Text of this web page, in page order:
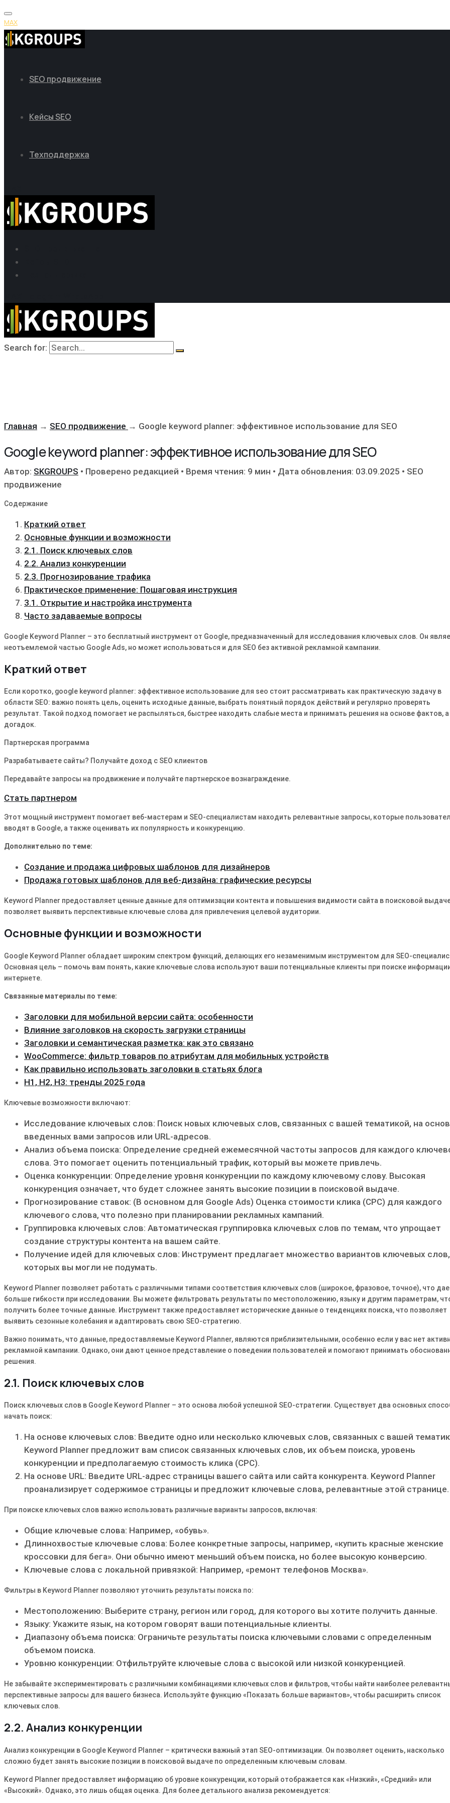
MAX
SEO продвижение
Кейсы SEO
Техподдержка
Search for:
Главная → SEO продвижение → Google keyword planner: эффективное использование для SEO
Google keyword planner: эффективное использование для SEO
Автор: SKGROUPS • Проверено редакцией • Время чтения: 9 мин • Дата обновления: 03.09.2025 • SEO
продвижение
Содержание
Краткий ответ
Основные функции и возможности
2.1. Поиск ключевых слов
2.2. Анализ конкуренции
2.3. Прогнозирование трафика
Практическое применение: Пошаговая инструкция
3.1. Открытие и настройка инструмента
Часто задаваемые вопросы
Google Keyword Planner – это бесплатный инструмент от Google, предназначенный для исследования ключевых слов. Он
неотъемлемой частью Google Ads, но может использоваться и для SEO без активной рекламной кампании.
Краткий ответ
Если коротко, google keyword planner: эффективное использование для seo стоит рассматривать как практическую задачу в
области SEO: важно понять цель, оценить исходные данные, выбрать понятный порядок действий и регулярно проверять
результат. Такой подход помогает не распыляться, быстрее находить слабые места и принимать решения на основе фактов, а
догадок.
Партнерская программа
Разрабатываете сайты? Получайте доход с SEO клиентов
Передавайте запросы на продвижение и получайте партнерское вознаграждение.
Стать партнером
Этот мощный инструмент помогает веб-мастерам и SEO-специалистам находить релевантные запросы, которые
вводят в Google, а также оценивать их популярность и конкуренцию.
Дополнительно по теме:
Создание и продажа цифровых шаблонов для дизайнеров
Продажа готовых шаблонов для веб-дизайна: графические ресурсы
Keyword Planner предоставляет ценные данные для оптимизации контента и повышения видимости сайта в поисковой
позволяет выявить перспективные ключевые слова для привлечения целевой аудитории.
Основные функции и возможности
Google Keyword Planner обладает широким спектром функций, делающих его незаменимым инструментом для SEO-
Основная цель – помочь вам понять, какие ключевые слова используют ваши потенциальные клиенты при поиске
интернете.
Связанные материалы по теме:
Заголовки для мобильной версии сайта: особенности
Влияние заголовков на скорость загрузки страницы
Заголовки и семантическая разметка: как это связано
WooCommerce: фильтр товаров по атрибутам для мобильных устройств
Как правильно использовать заголовки в статьях блога
H1, H2, H3: тренды 2025 года
Ключевые возможности включают:
Исследование ключевых слов: Поиск новых ключевых слов, связанных с вашей тематикой, на
введенных вами запросов или URL-адресов.
Анализ объема поиска: Определение средней ежемесячной частоты запросов для каждого
слова. Это помогает оценить потенциальный трафик, который вы можете привлечь.
Оценка конкуренции: Определение уровня конкуренции по каждому ключевому слову. Высокая
конкуренция означает, что будет сложнее занять высокие позиции в поисковой выдаче.
Прогнозирование ставок: (В основном для Google Ads) Оценка стоимости клика (CPC) для каждого
ключевого слова, что полезно при планировании рекламных кампаний.
Группировка ключевых слов: Автоматическая группировка ключевых слов по темам, что упрощает
создание структуры контента на вашем сайте.
Получение идей для ключевых слов: Инструмент предлагает множество вариантов ключевых
которых вы могли не подумать.
Keyword Planner позволяет работать с различными типами соответствия ключевых слов (широкое, фразовое, точное), что
больше гибкости при исследовании. Вы можете фильтровать результаты по местоположению, языку и другим параметрам,
получить более точные данные. Инструмент также предоставляет исторические данные о тенденциях поиска, что позволяет
выявить сезонные колебания и адаптировать свою SEO-стратегию.
Важно понимать, что данные, предоставляемые Keyword Planner, являются приблизительными, особенно если у вас нет
рекламной кампании. Однако, они дают ценное представление о поведении пользователей и помогают принимать
решения.
2.1. Поиск ключевых слов
Поиск ключевых слов в Google Keyword Planner – это основа любой успешной SEO-стратегии. Существует два основных
начать поиск:
На основе ключевых слов: Введите одно или несколько ключевых слов, связанных с вашей
Keyword Planner предложит вам список связанных ключевых слов, их объем поиска, уровень
конкуренции и предполагаемую стоимость клика (CPC).
На основе URL: Введите URL-адрес страницы вашего сайта или сайта конкурента. Keyword Planner
проанализирует содержимое страницы и предложит ключевые слова, релевантные этой странице.
При поиске ключевых слов важно использовать различные варианты запросов, включая:
Общие ключевые слова: Например, «обувь».
Длиннохвостые ключевые слова: Более конкретные запросы, например, «купить красные женские
кроссовки для бега». Они обычно имеют меньший объем поиска, но более высокую конверсию.
Ключевые слова с локальной привязкой: Например, «ремонт телефонов Москва».
Фильтры в Keyword Planner позволяют уточнить результаты поиска по:
Местоположению: Выберите страну, регион или город, для которого вы хотите получить данные.
Языку: Укажите язык, на котором говорят ваши потенциальные клиенты.
Диапазону объема поиска: Ограничьте результаты поиска ключевыми словами с определенным
объемом поиска.
Уровню конкуренции: Отфильтруйте ключевые слова с высокой или низкой конкуренцией.
Не забывайте экспериментировать с различными комбинациями ключевых слов и фильтров, чтобы найти наиболее
перспективные запросы для вашего бизнеса. Используйте функцию «Показать больше вариантов», чтобы расширить список
ключевых слов.
2.2. Анализ конкуренции
Анализ конкуренции в Google Keyword Planner – критически важный этап SEO-оптимизации. Он позволяет оценить, насколько
сложно будет занять высокие позиции в поисковой выдаче по определенным ключевым словам.
Keyword Planner предоставляет информацию об уровне конкуренции, который отображается как «Низкий», «Средний» или
«Высокий». Однако, это лишь общая оценка. Для более детального анализа рекомендуется: